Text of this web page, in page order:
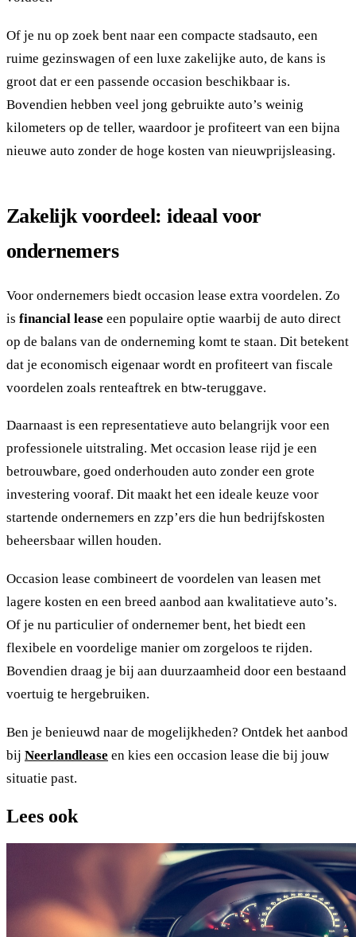
Of je nu op zoek bent naar een compacte stadsauto, een
ruime gezinswagen of een luxe zakelijke auto, de kans is
groot dat er een passende occasion beschikbaar is.
Bovendien hebben veel jong gebruikte auto’s weinig
kilometers op de teller, waardoor je profiteert van een bijna
nieuwe auto zonder de hoge kosten van nieuwprijsleasing.
Zakelijk voordeel: ideaal voor
ondernemers
Voor ondernemers biedt occasion lease extra voordelen. Zo
is financial lease een populaire optie waarbij de auto direct
op de balans van de onderneming komt te staan. Dit betekent
dat je economisch eigenaar wordt en profiteert van fiscale
voordelen zoals renteaftrek en btw-teruggave.
Daarnaast is een representatieve auto belangrijk voor een
professionele uitstraling. Met occasion lease rijd je een
betrouwbare, goed onderhouden auto zonder een grote
investering vooraf. Dit maakt het een ideale keuze voor
startende ondernemers en zzp’ers die hun bedrijfskosten
beheersbaar willen houden.
Occasion lease combineert de voordelen van leasen met
lagere kosten en een breed aanbod aan kwalitatieve auto’s.
Of je nu particulier of ondernemer bent, het biedt een
flexibele en voordelige manier om zorgeloos te rijden.
Bovendien draag je bij aan duurzaamheid door een bestaand
voertuig te hergebruiken.
Ben je benieuwd naar de mogelijkheden? Ontdek het aanbod
bij Neerlandlease en kies een occasion lease die bij jouw
situatie past.
Lees ook